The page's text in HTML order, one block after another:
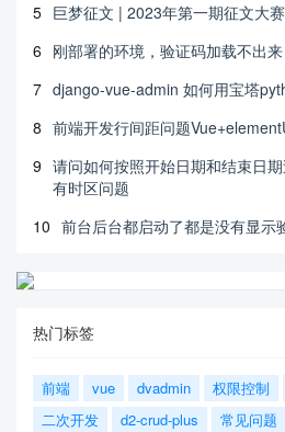
5 巨梦征文 | 2023年第一期征文大
6 刚部署的环境，验证码加载不出来
7 django-vue-admin 如何用宝塔
8 前端开发行间距问题
9 请问如何按照开始日期和结束日
有时区问题
10 前台后台都启动了都是没有显示
热门标签
前端 vue dvadmin 权限控制
二次开发
d2-crud-plus 常见问题